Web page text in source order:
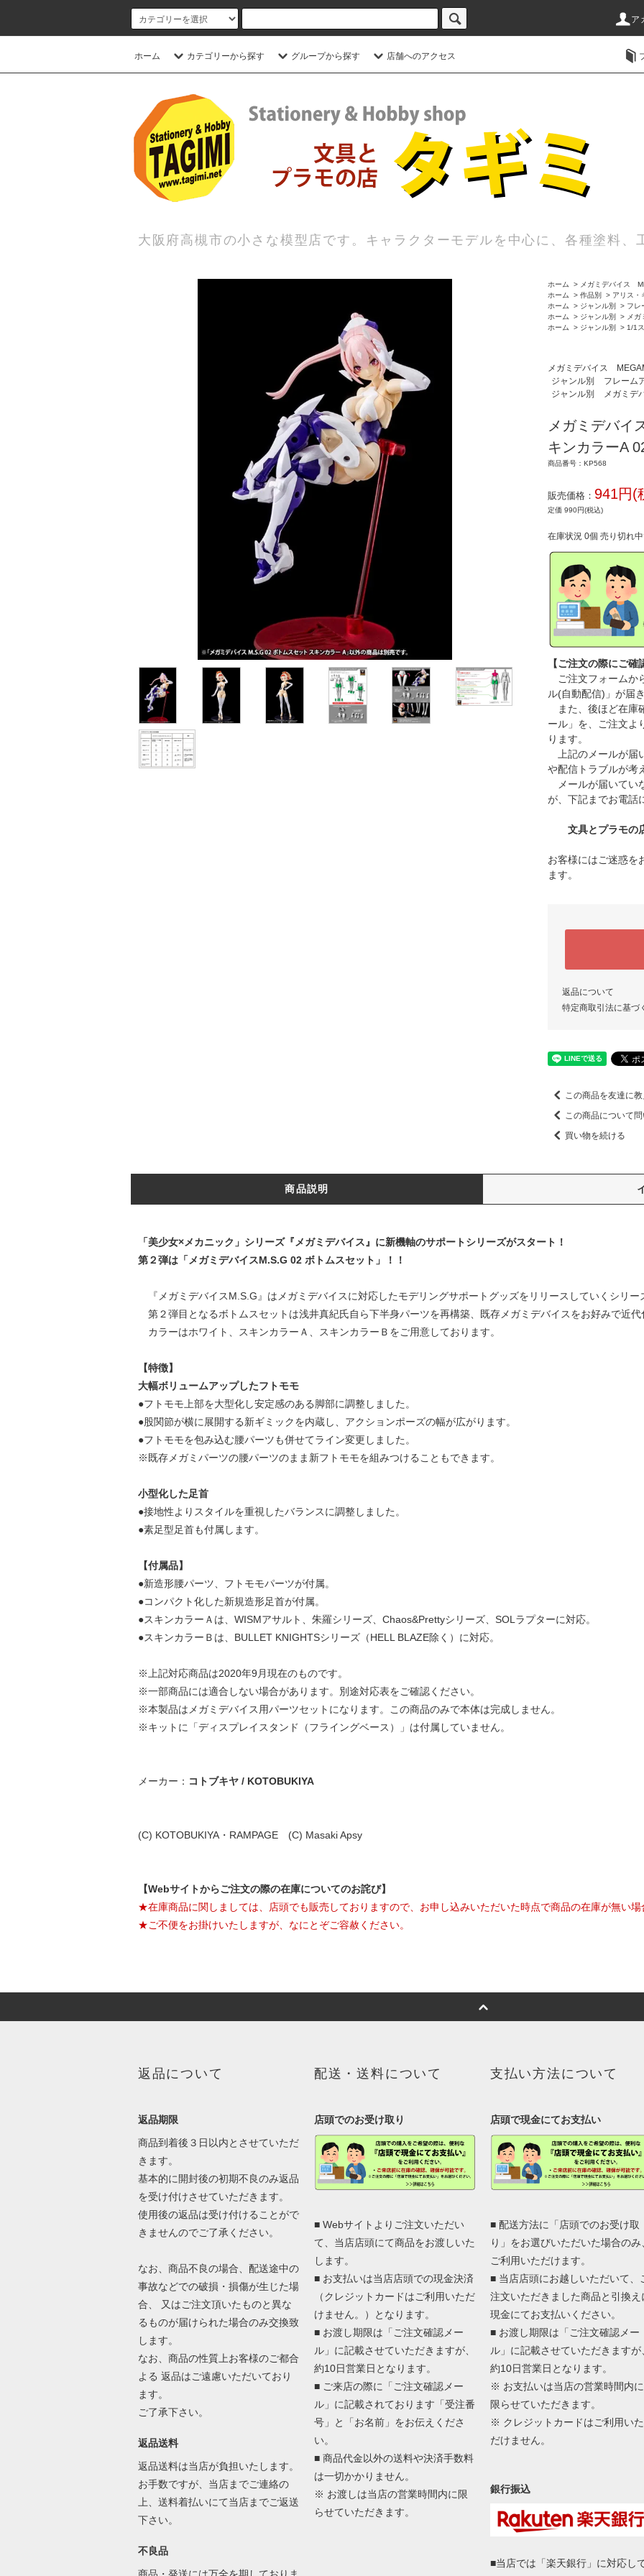
ア
ホーム カテゴリーから探す グループから探す 店舗へのアクセス
大阪府高槻市の小さな模型店です。キャラクターモデルを中心に、各種塗料、
ホーム > メガミデバイス
ホーム
> 作品別 > アリス・
ホーム
> ジャンル別 > フレ
ホーム
> ジャンル別 > メ
ホーム
> ジャンル別 > 1/1
メガミデバイス
ジャンル別
フレーム
ジャンル別
メガミデ
メガミデバイ
キンカラーA
商品番号：KP568
販売価格： 941円(
定価 990円(税込)
在庫状況 0個 売り切れ
【ご注文の際にご確
ご注文フォームか
ル(自動配信)」が届き
また、後ほど在庫
ール」を、ご注文よ
ります。
上記のメールが届
や配信トラブルが考
メールが届いてい
が、下記までお電話
文具とプラモ
お客様にはご迷惑を
ます。
返品について
特定商取引法に基づ
この商品を友達に教
この商品について
買い物を続ける
商品説明
「美少女×メカニック」シリーズ『メガミデバイス』に新機軸のサポートシリーズがスタート！
第２弾は「メガミデバイスM.S.G 02 ボトムスセット」！！
『メガミデバイスM.S.G』はメガミデバイスに対応したモデリングサポートグッズをリリースしていくシリー
第２弾目となるボトムスセットは浅井真紀氏自ら下半身パーツを再構築、既存メガミデバイスをお好みで近代
カラーはホワイト、スキンカラーＡ、スキンカラーＢをご用意しております。
【特徴】
大幅ボリュームアップしたフトモモ
●フトモモ上部を大型化し安定感のある脚部に調整しました。
●股関節が横に展開する新ギミックを内蔵し、アクションポーズの幅が広がります。
●フトモモを包み込む腰パーツも併せてライン変更しました。
※既存メガミパーツの腰パーツのまま新フトモモを組みつけることもできます。
小型化した足首
●接地性よりスタイルを重視したバランスに調整しました。
●素足型足首も付属します。
【付属品】
●新造形腰パーツ、フトモモパーツが付属。
●コンパクト化した新規造形足首が付属。
●スキンカラーＡは、WISMアサルト、朱羅シリーズ、Chaos&Prettyシリーズ、SOLラプターに対応。
●スキンカラーＢは、BULLET KNIGHTSシリーズ（HELL BLAZE除く）に対応。
※上記対応商品は2020年9月現在のものです。
※一部商品には適合しない場合があります。別途対応表をご確認ください。
※本製品はメガミデバイス用パーツセットになります。この商品のみで本体は完成しません。
※キットに「ディスプレイスタンド（フライングベース）」は付属していません。
メーカー： コトブキヤ / KOTOBUKIYA
(C) KOTOBUKIYA・RAMPAGE (C) Masaki Apsy
【Webサイトからご注文の際の在庫についてのお詫び】
★在庫商品に関しましては、店頭でも販売しておりますので、お申し込みいただいた時点で商品の在庫が無い場
★ご不便をお掛けいたしますが、なにとぞご容赦ください。
返品について
返品期限
商品到着後３日以内とさせていただ
きます。
基本的に開封後の初期不良のみ返品
を受け付けさせていただきます。
使用後の返品は受け付けることがで
きませんのでご了承ください。
なお、商品不良の場合、配送途中の
事故などでの破損・損傷が生じた場
合、 又はご注文頂いたものと異な
るものが届けられた場合のみ交換致
します。
なお、商品の性質上お客様のご都合
よる 返品はご遠慮いただいており
ます。
ご了承下さい。
返品送料
返品送料は当店が負担いたします。
お手数ですが、当店までご連絡の
上、送料着払いにて当店までご返送
下さい。
不良品
配送・送料について
店頭でのお受け取り
■ Webサイトよりご注文いただい
て、当店店頭にて商品をお渡しいた
します。
■ お支払いは当店店頭での現金決済
（クレジットカードはご利用いただ
けません。）となります。
■ お渡し期限は「ご注文確認メー
ル」に記載させていただきますが、
約10日営業日となります。
■ ご来店の際に「ご注文確認メー
ル」に記載されております「受注番
号」と「お名前」をお伝えくださ
い。
■ 商品代金以外の送料や決済手数料
は一切かかりません。
※ お渡しは当店の営業時間内に限
らせていただきます。
支払い方法について
店頭で現金にてお支払い
■ 配送方法に「店頭でのお受け取
り」をお選びいただいた場合のみ
ご利用いただけます。
■ 当店店頭にお越しいただいて、
注文いただきました商品と引換え
現金にてお支払いください。
■ お渡し期限は「ご注文確認メー
ル」に記載させていただきますが
約10日営業日となります。
※ お支払いは当店の営業時間内に
限らせていただきます。
※ クレジットカードはご利用いた
だけません。
銀行振込
■当店では「楽天銀行」に対応し